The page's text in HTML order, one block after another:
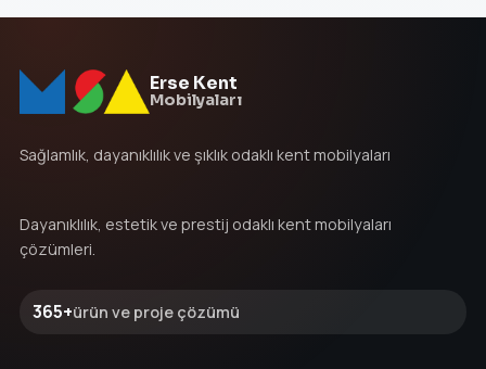
Erse Kent
Mobilyaları
Sağlamlık, dayanıklılık ve şıklık odaklı kent mobilyaları
Dayanıklılık, estetik ve prestij odaklı kent mobilyaları
çözümleri.
365+ürün ve proje çözümü